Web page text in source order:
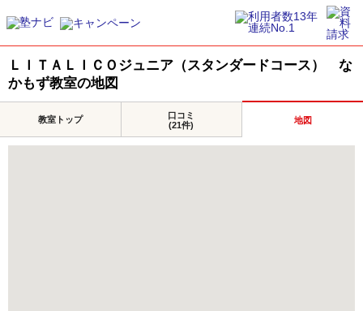
ＬＩＴＡＬＩＣＯジュニア（スタンダードコース） な
かもず教室の地図
教室トップ
口コミ
(21件)
地図